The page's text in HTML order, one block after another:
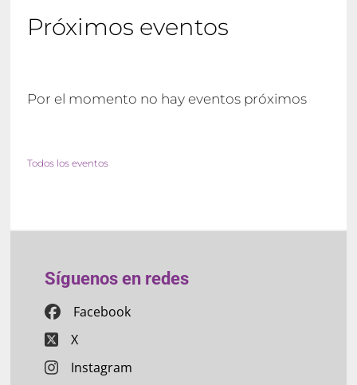
Próximos eventos
Por el momento no hay eventos próximos
Todos los eventos
Síguenos en redes
Facebook
X
Instagram